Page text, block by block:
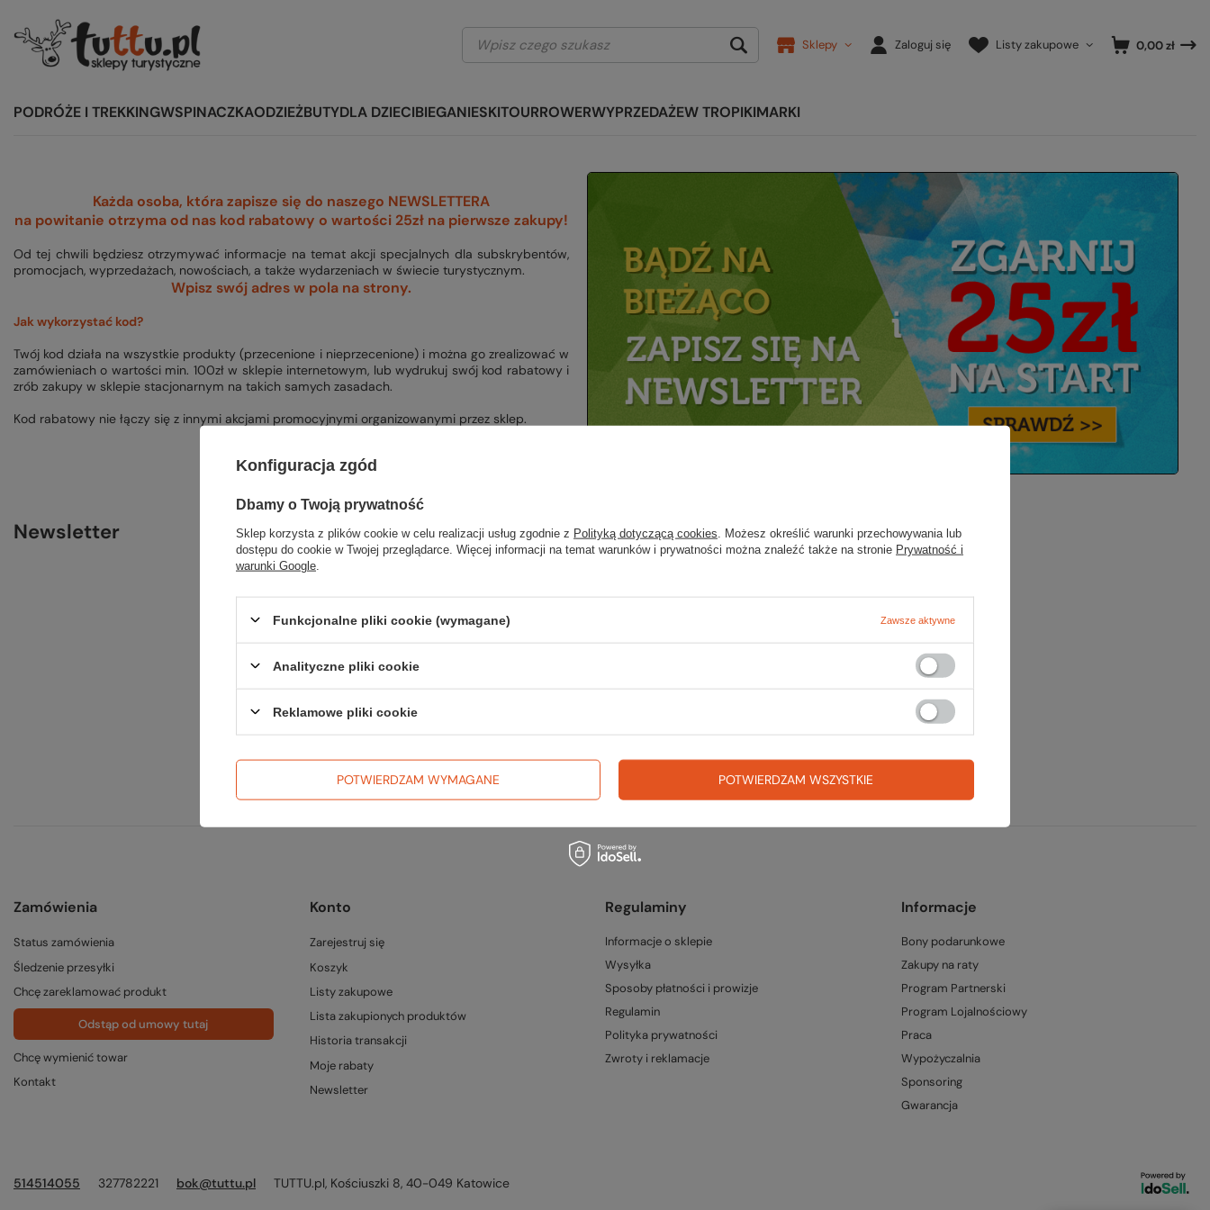
Sklepy Zaloguj się Listy zakupowe 0,00 zł
PODRÓŻE I TREKKINGWSPINACZKAODZIEŻBUTYDLA DZIECIBIEGANIESKITOURROWERWYPRZEDAŻEW TROPIKIMARKI
Każda osoba, która zapisze się do naszego NEWSLETTERA
na powitanie otrzyma od nas kod rabatowy o wartości 25zł na pierwsze zakupy!
Od tej chwili będziesz otrzymywać informacje na temat akcji specjalnych dla subskrybentów,
promocjach, wyprzedażach, nowościach, a także wydarzeniach w świecie turystycznym.
Wpisz swój adres w pola na strony.
Jak wykorzystać kod?
Twój kod działa na wszystkie produkty (przecenione i nieprzecenione) i można go zrealizować w
zamówieniach o wartości min. 100zł w sklepie internetowym, lub wydrukuj swój kod rabatowy i
zrób zakupy w sklepie stacjonarnym na takich samych zasadach.
Kod rabatowy nie łączy się z innymi akcjami promocyjnymi organizowanymi przez sklep.
Newsletter
Zamówienia
Status zamówienia
Śledzenie przesyłki
Chcę zareklamować produkt
Odstąp od umowy tutaj
Chcę wymienić towar
Kontakt
Konto
Zarejestruj się
Koszyk
Listy zakupowe
Lista zakupionych produktów
Historia transakcji
Moje rabaty
Newsletter
Regulaminy
Informacje o sklepie
Wysyłka
Sposoby płatności i prowizje
Regulamin
Polityka prywatności
Zwroty i reklamacje
Informacje
Bony podarunkowe
Zakupy na raty
Program Partnerski
Program Lojalnościowy
Praca
Wypożyczalnia
Sponsoring
Gwarancja
514514055 327782221 bok@tuttu.pl TUTTU.pl, Kościuszki 8, 40-049 Katowice
Konfiguracja zgód
Dbamy o Twoją prywatność
Sklep korzysta z plików cookie w celu realizacji usług zgodnie z Polityką dotyczącą cookies . Możesz określić warunki przechowywania lub
dostępu do cookie w Twojej przeglądarce. Więcej informacji na temat warunków i prywatności można znaleźć także na stronie Prywatność i
warunki Google
Funkcjonalne pliki cookie (wymagane) Zawsze aktywne
Analityczne pliki cookie
Reklamowe pliki cookie
POTWIERDZAM WYMAGANE POTWIERDZAM WSZYSTKIE